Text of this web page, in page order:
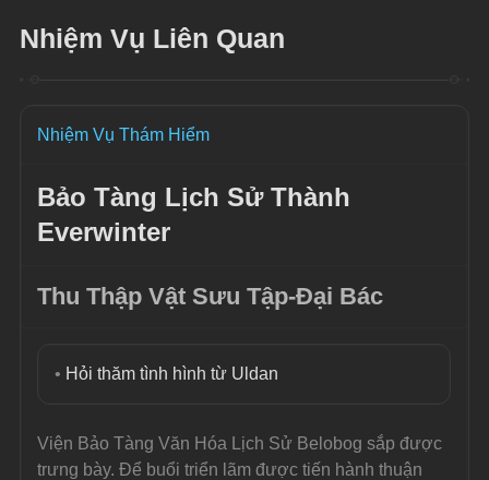
Nhiệm Vụ Liên Quan
Nhiệm Vụ Thám Hiểm
Bảo Tàng Lịch Sử Thành
Everwinter
Thu Thập Vật Sưu Tập-Đại Bác
• Hỏi thăm tình hình từ Uldan
Viện Bảo Tàng Văn Hóa Lịch Sử Belobog sắp được
trưng bày. Để buổi triển lãm được tiến hành thuận